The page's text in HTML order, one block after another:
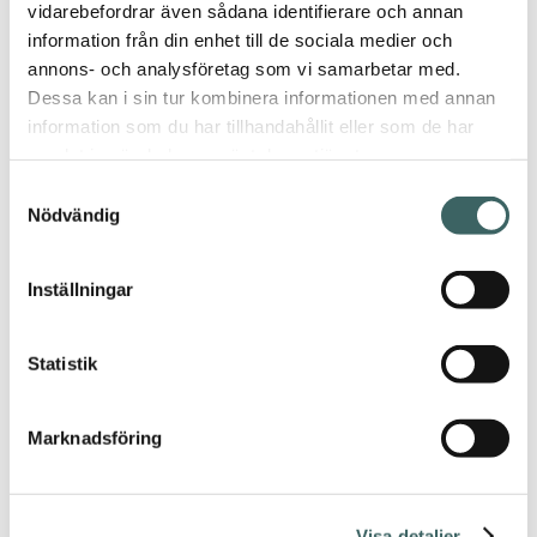
vidarebefordrar även sådana identifierare och annan
information från din enhet till de sociala medier och
annons- och analysföretag som vi samarbetar med.
Dessa kan i sin tur kombinera informationen med annan
information som du har tillhandahållit eller som de har
Nödvändig
Inställningar
Statistik
Marknadsföring
(mattan, inte såsen!)
ändå uttrycksfulla